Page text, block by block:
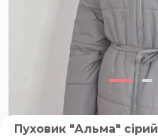
Пуховик "Альма" сірий